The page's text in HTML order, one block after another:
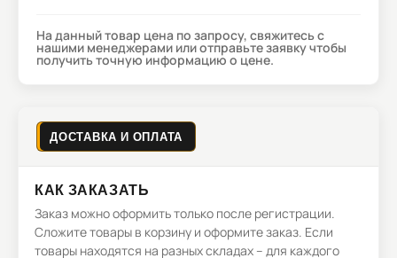
На данный товар цена по запросу, свяжитесь с
нашими менеджерами или отправьте заявку чтобы
получить точную информацию о цене.
ДОСТАВКА И ОПЛАТА
КАК ЗАКАЗАТЬ
Заказ можно оформить только после регистрации.
Сложите товары в корзину и оформите заказ. Если
товары находятся на разных складах – для каждого